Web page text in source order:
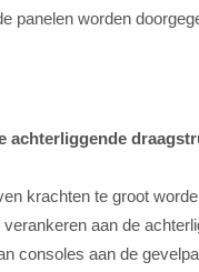
panelen worden
achterliggende
krachten te groot
aan de
consoles aan de